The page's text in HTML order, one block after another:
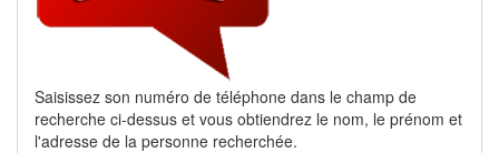
Saisissez son numéro de téléphone dans le champ de
recherche ci-dessus et vous obtiendrez le nom, le prénom et
l'adresse de la personne recherchée.